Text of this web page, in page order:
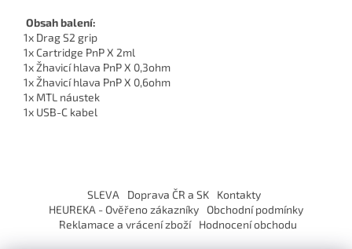
Obsah balení:
1x Drag S2 grip
1x Cartridge PnP X 2ml
1x Žhavicí hlava PnP X 0,3ohm
1x Žhavicí hlava PnP X 0,6ohm
1x MTL náustek
1x USB-C kabel
SLEVA Doprava ČR a SK
Kontakty
HEUREKA - Ověřeno zákazníky
Obchodní podmínky
Reklamace a vrácení zboží
Hodnocení obchodu